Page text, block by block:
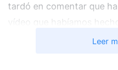
tardó en comentar que
vídeo que habíamos
demoró el progreso de
Leer